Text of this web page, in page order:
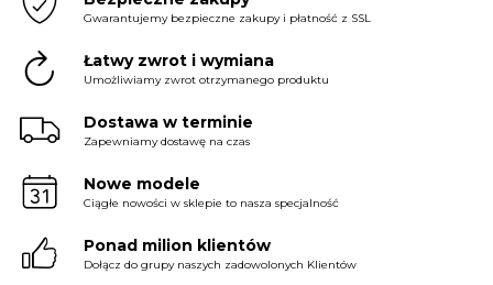
Gwarantujemy bezpieczne zakupy i płatność z SSL
Łatwy zwrot i wymiana
Umożliwiamy zwrot otrzymanego produktu
Dostawa w terminie
Zapewniamy dostawę na czas
Nowe modele
Ciągłe nowości w sklepie to nasza specjalność
Ponad milion klientów
Dołącz do grupy naszych zadowolonych Klientów